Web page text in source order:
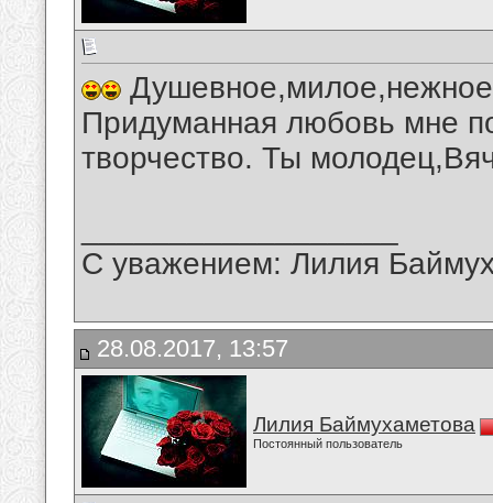
Придуманная любовь мне
творчество. Ты
С уважением: Лилия
28.08.2017, 13:57
Лилия Баймухаметова
Постоянный пользователь